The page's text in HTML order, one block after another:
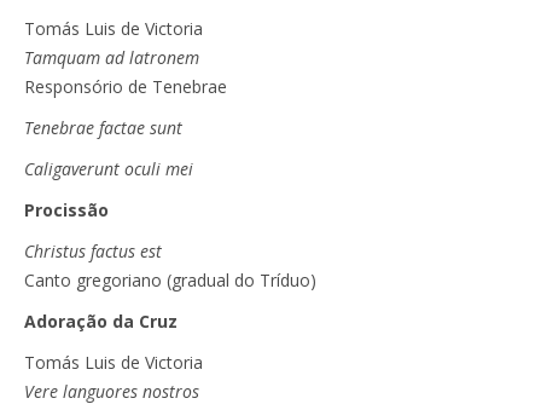
Tomás Luis de Victoria
Tamquam ad latronem
Responsório de Tenebrae
Tenebrae factae sunt
Caligaverunt oculi mei
Procissão
Christus factus est
Canto gregoriano (gradual do Tríduo)
Adoração da Cruz
Tomás Luis de Victoria
Vere languores nostros